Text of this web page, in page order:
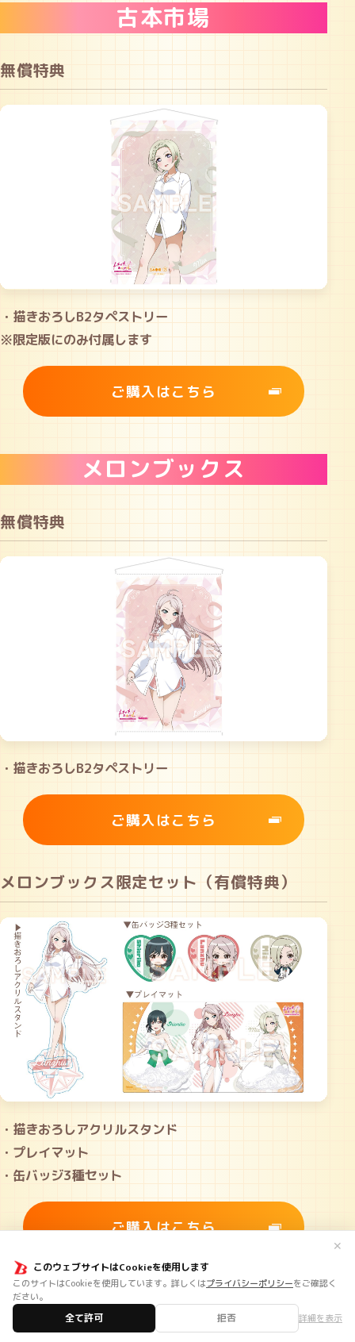
このウェブサイトはCookieを使用します
このサイトはCookieを使用しています。詳しくはプライバシーポリシーをご確認く
ださい。
全て許可 拒否 詳細を表示
✕
古本市場
無償特典
・描きおろしB2タペストリー
※限定版にのみ付属します
ご購入はこちら
メロンブックス
無償特典
・描きおろしB2タペストリー
ご購入はこちら
メロンブックス限定セット（有償特典）
・描きおろしアクリルスタンド
・プレイマット
・缶バッジ3種セット
ご購入はこちら